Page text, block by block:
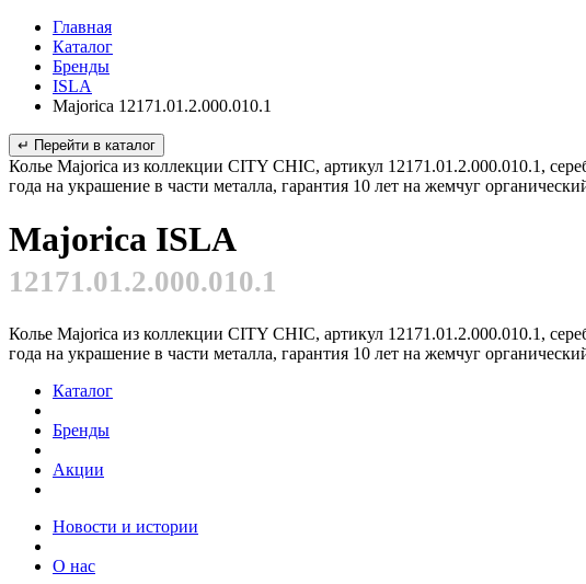
Главная
Каталог
Бренды
ISLA
Majorica 12171.01.2.000.010.1
↵ Перейти в каталог
Колье Majorica из коллекции CITY CHIC, артикул 12171.01.2.000.010.1,
года на украшение в части металла, гарантия 10 лет на жемчуг
Majorica ISLA
12171.01.2.000.010.1
Колье Majorica из коллекции CITY CHIC, артикул 12171.01.2.000.010.1,
года на украшение в части металла, гарантия 10 лет на жемчуг
Каталог
Бренды
Акции
Новости и истории
О нас